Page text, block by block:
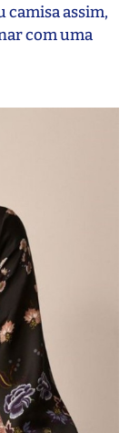
camisa assim,
com uma